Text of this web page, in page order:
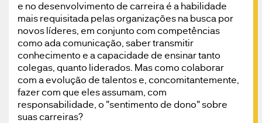
e no desenvolvimento de carreira é a habilidade
mais requisitada pelas organizações na busca por
novos líderes, em conjunto com competências
como ada comunicação, saber transmitir
conhecimento e a capacidade de ensinar tanto
colegas, quanto liderados. Mas como colaborar
com a evolução de talentos e, concomitantemente,
fazer com que eles assumam, com
responsabilidade, o "sentimento de dono" sobre
suas carreiras?